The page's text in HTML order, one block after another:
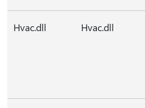
Hvac.dll Hvac.dll